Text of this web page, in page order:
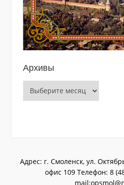
Архивы
Адрес: г. Смоленск, ул.
офис 109 Телефон: 8